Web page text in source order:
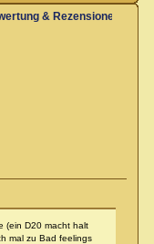
& Rezensionen
(ein D20 macht halt
mal zu Bad feelings